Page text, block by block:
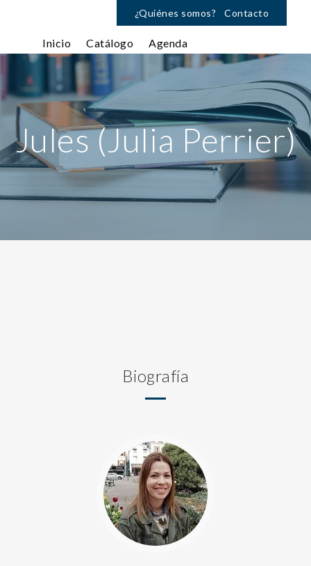
¿Quiénes somos? Contacto
Inicio Catálogo Agenda
Jules (Julia Perrier)
Biografía